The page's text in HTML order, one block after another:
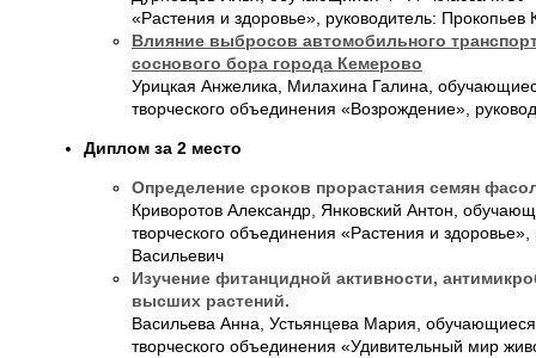
«Растения и здоровье», руководитель: Прокопьев
Влияние выбросов автомобильного
соснового бора города Кемерово
Урицкая Анжелика, Милахина Галина,
творческого объединения «Возрождение»,
Диплом за 2 место
Определение сроков прорастания семян
Криворотов Александр, Янковский Антон,
творческого объединения «Растения и
Васильевич
Изучение фитанцидной активности,
высших растений.
Васильева Анна, Устьянцева Мария,
творческого объединения «Удивительный мир